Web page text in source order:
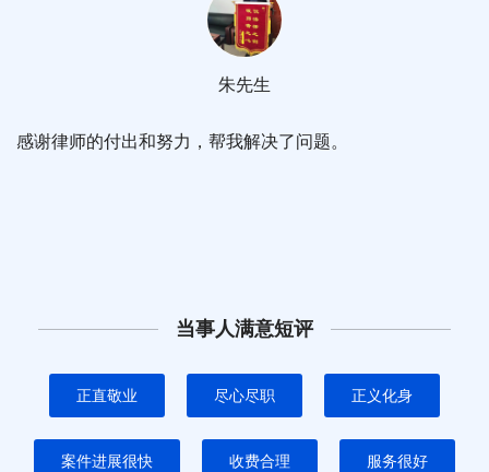
感谢律师的付出和努力，帮我解决了问题。
朱先生
当事人满意短评
正直敬业 尽心尽职 正义化身
案件进展很快 收费合理 服务很好